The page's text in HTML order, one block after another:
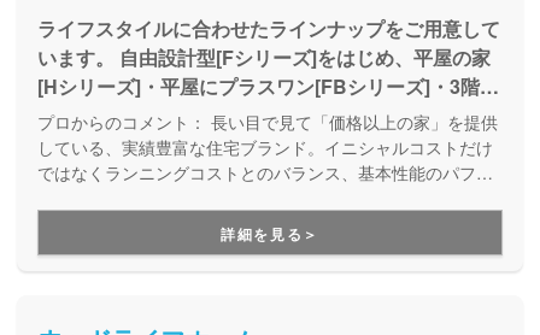
ライフスタイルに合わせたラインナップをご用意して
います。 自由設計型[Fシリーズ]をはじめ、平屋の家
[Hシリーズ]・平屋にプラスワン[FBシリーズ]・3階建
[Tシリーズ]など、 あなたにピッタリのマイホームを
ご提案いたします。
プロからのコメント： 長い目で見て「価格以上の家」を提供
している、実績豊富な住宅ブランド。イニシャルコストだけ
ではなくランニングコストとのバランス、基本性能のパフォ
イフスタイルに合わせて、様々な商品を取り揃えているの
で、なかなか家づくりの要望がまとまらない方にもお勧めで
す。
詳細を見る＞